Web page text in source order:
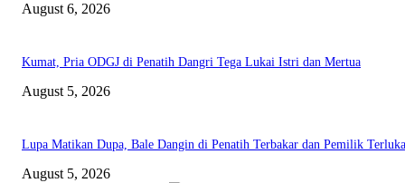
August 6, 2026
Kumat, Pria ODGJ di Penatih Dangri Tega Lukai Istri dan Mertua
August 5, 2026
Lupa Matikan Dupa, Bale Dangin di Penatih Terbakar dan Pemilik Terluka
August 5, 2026